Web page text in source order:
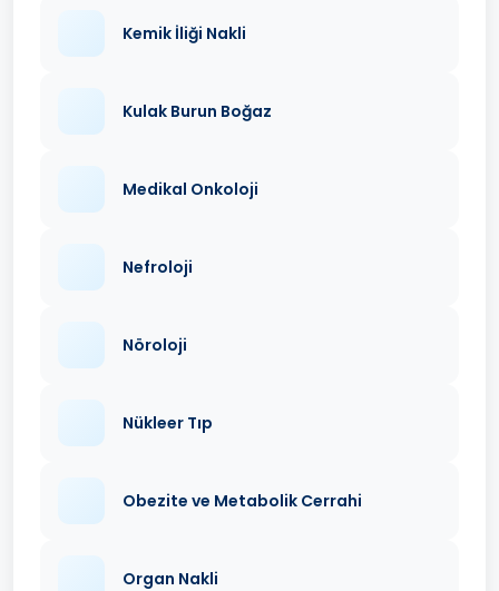
Kemik İliği Nakli
Kulak Burun Boğaz
Medikal Onkoloji
Nefroloji
Nöroloji
Nükleer Tıp
Obezite ve Metabolik Cerrahi
Organ Nakli